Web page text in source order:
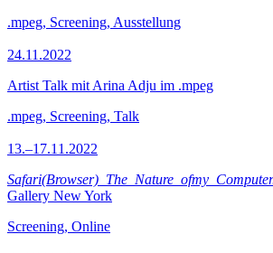
.mpeg, Screening, Ausstellung
24.11.2022
Artist Talk mit Arina Adju im .mpeg
.mpeg, Screening, Talk
13.–17.11.2022
Gallery New York
Screening, Online